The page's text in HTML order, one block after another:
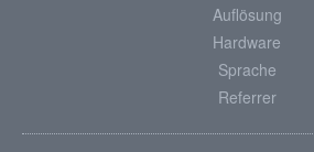
Auflösung
Hardware
Sprache
Referrer